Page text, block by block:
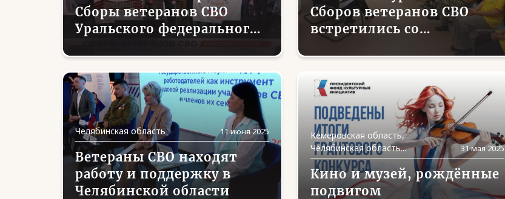
Сборы ветеранов СВО
Уральского федерального
Сборов ветеранов СВО
встретились со
школьниками в поселке
Роза Челябинской
области, где будет открыт
музей спецоперации
Челябинская область 11 июня 2025
Ветераны СВО находят
работу и поддержку в
Челябинской области
Кемеровская область,
Челябинская область...
31 мая 2025
Кино и музей, рождённые
подвигом